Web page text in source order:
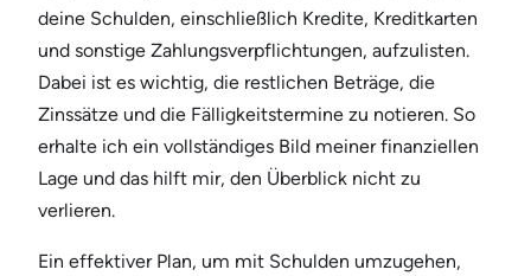
deine Schulden, einschließlich Kredite, Kreditkarten
und sonstige Zahlungsverpflichtungen, aufzulisten.
Dabei ist es wichtig, die restlichen Beträge, die
Zinssätze und die Fälligkeitstermine zu notieren. So
erhalte ich ein vollständiges Bild meiner finanziellen
Lage und das hilft mir, den Überblick nicht zu
verlieren.
Ein effektiver Plan, um mit Schulden umzugehen,